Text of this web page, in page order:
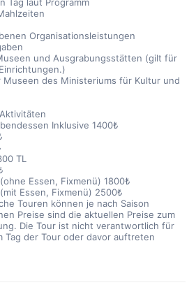
Organisationsleistungen
und Ausgrabungsstätten (gilt für
des Ministeriums für Kultur und
Inklusive 1400₺
TL
Essen, Fixmenü) 1800₺
Essen, Fixmenü) 2500₺
Touren können je nach Saison
Preise sind die aktuellen Preise zum
Die Tour ist nicht verantwortlich für
Tag der Tour oder davor auftreten